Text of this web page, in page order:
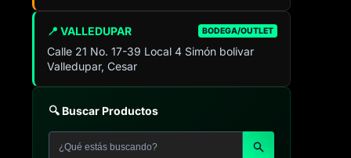
📍 VALLEDUPAR BODEGA/OUTLET
Calle 21 No. 17-39 Local 4 Simón bolivar
Valledupar, Cesar
🔍 Buscar Productos